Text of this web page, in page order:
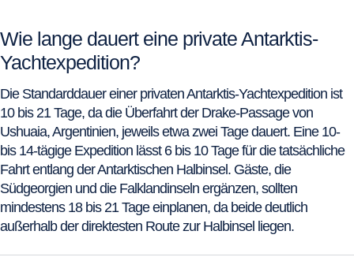
Wie lange dauert eine private Antarktis-
Yachtexpedition?
Die Standarddauer einer privaten Antarktis-Yachtexpedition ist
10 bis 21 Tage, da die Überfahrt der Drake-Passage von
Ushuaia, Argentinien, jeweils etwa zwei Tage dauert. Eine 10-
bis 14-tägige Expedition lässt 6 bis 10 Tage für die tatsächliche
Fahrt entlang der Antarktischen Halbinsel. Gäste, die
Südgeorgien und die Falklandinseln ergänzen, sollten
mindestens 18 bis 21 Tage einplanen, da beide deutlich
außerhalb der direktesten Route zur Halbinsel liegen.